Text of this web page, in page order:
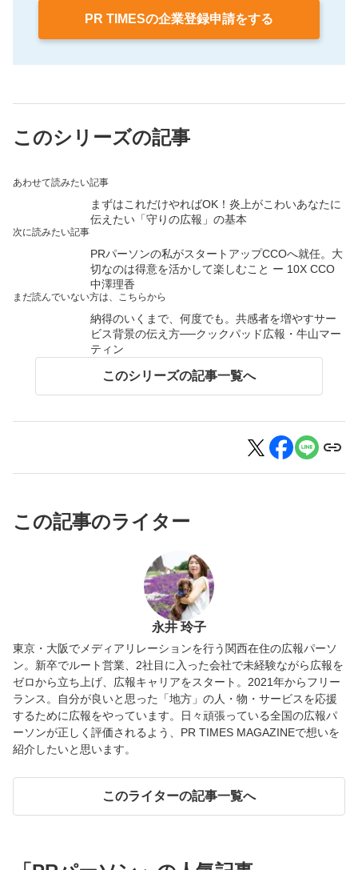
PR TIMESの企業登録申請をする
このシリーズの記事
あわせて読みたい記事
まずはこれだけやればOK！炎上がこわいあなたに
伝えたい「守りの広報」の基本
次に読みたい記事
PRパーソンの私がスタートアップCCOへ就任。大
切なのは得意を活かして楽しむこと ー 10X CCO
中澤理香
まだ読んでいない方は、こちらから
納得のいくまで、何度でも。共感者を増やすサー
ビス背景の伝え方──クックパッド広報・牛山マー
ティン
このシリーズの記事一覧へ
この記事のライター
永井 玲子
東京・大阪でメディアリレーションを行う関西在住の広報パーソ
ン。新卒でルート営業、2社目に入った会社で未経験ながら広報を
ゼロから立ち上げ、広報キャリアをスタート。2021年からフリー
ランス。自分が良いと思った「地方」の人・物・サービスを応援
するために広報をやっています。日々頑張っている全国の広報パ
ーソンが正しく評価されるよう、PR TIMES MAGAZINEで想いを
紹介したいと思います。
このライターの記事一覧へ